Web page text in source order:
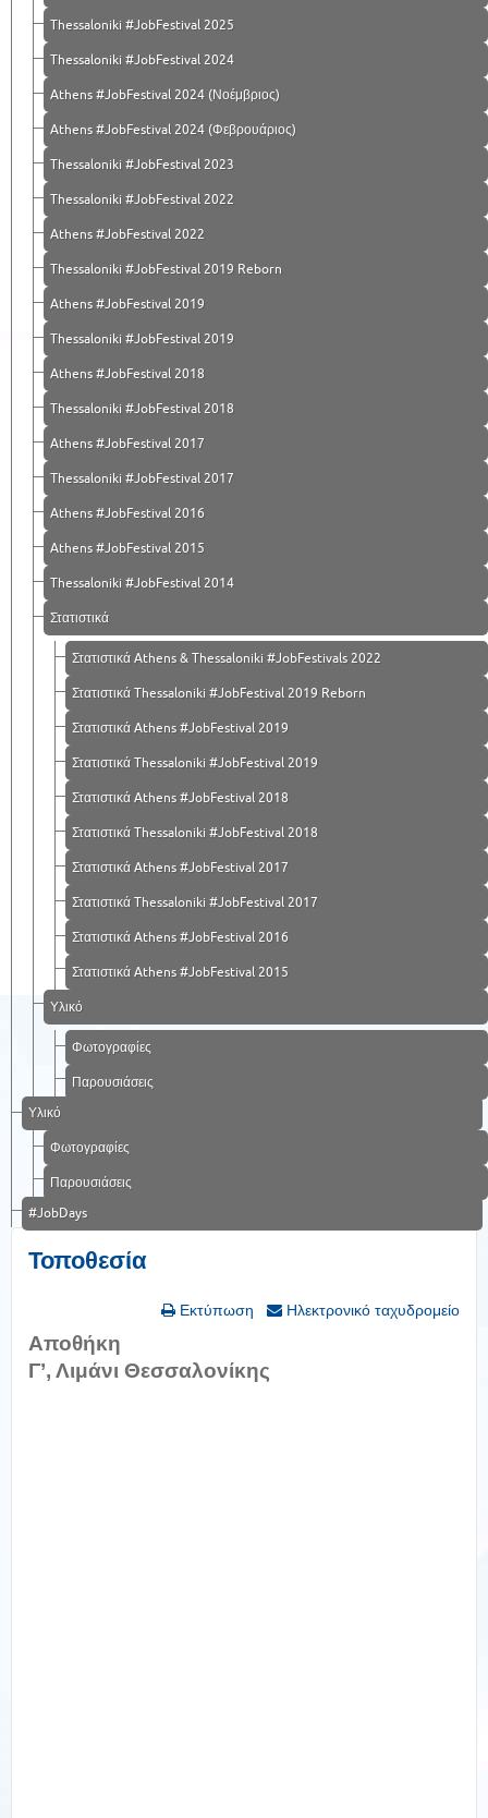
Thessaloniki #JobFestival 2025
Thessaloniki #JobFestival 2024
Athens #JobFestival 2024 (Νοέμβριος)
Athens #JobFestival 2024 (Φεβρουάριος)
Thessaloniki #JobFestival 2023
Thessaloniki #JobFestival 2022
Athens #JobFestival 2022
Thessaloniki #JobFestival 2019 Reborn
Athens #JobFestival 2019
Thessaloniki #JobFestival 2019
Athens #JobFestival 2018
Thessaloniki #JobFestival 2018
Athens #JobFestival 2017
Τhessaloniki #JobFestival 2017
Athens #JobFestival 2016
Athens #JobFestival 2015
Thessaloniki #JobFestival 2014
Στατιστικά
Στατιστικά Athens & Thessaloniki #JobFestivals 2022
Στατιστικά Thessaloniki #JobFestival 2019 Reborn
Στατιστικά Athens #JobFestival 2019
Στατιστικά Thessaloniki #JobFestival 2019
Στατιστικά Athens #JobFestival 2018
Στατιστικά Thessaloniki #JobFestival 2018
Στατιστικά Athens #JobFestival 2017
Στατιστικά Thessaloniki #JobFestival 2017
Στατιστικά Athens #JobFestival 2016
Στατιστικά Athens #JobFestival 2015
Υλικό
Φωτογραφίες
Παρουσιάσεις
Υλικό
Φωτογραφίες
Παρουσιάσεις
#JobDays
Τοποθεσία
Εκτύπωση Ηλεκτρονικό ταχυδρομείο
Αποθήκη
Γ’, Λιμάνι Θεσσαλονίκης